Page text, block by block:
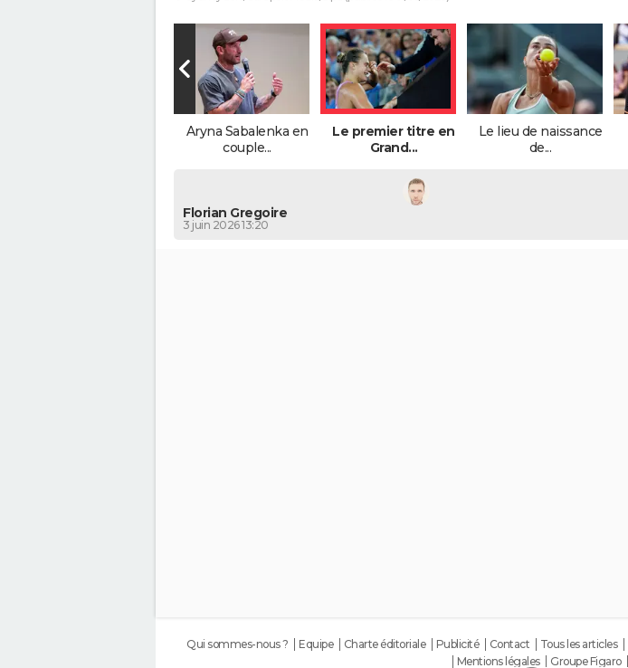
Aryna Sabalenka en
couple...
Le premier titre en
Grand...
Le lieu de naissance
de...
Florian Gregoire
3 juin 2026 13:20
Qui sommes-nous ? Equipe Charte éditoriale Publicité Contact Tous les articles
Mentions légales
Groupe Figaro